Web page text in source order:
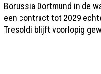
Borussia Dortmund in de
een contract tot 2029
Tresoldi blijft voorlopig